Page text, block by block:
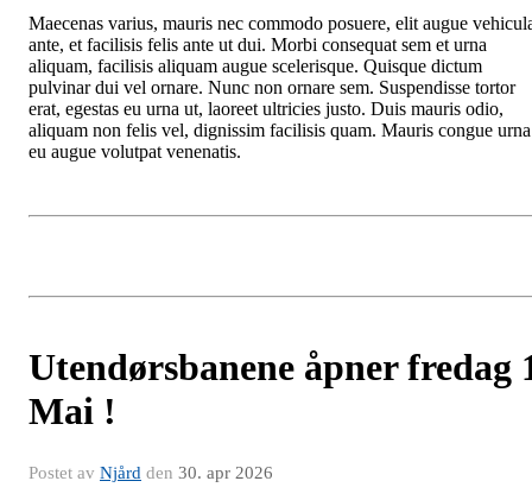
Maecenas varius, mauris nec commodo posuere, elit augue
ante, et facilisis felis ante ut dui. Morbi consequat sem et urna
aliquam, facilisis aliquam augue scelerisque. Quisque dictum
pulvinar dui vel ornare. Nunc non ornare sem. Suspendisse tortor
erat, egestas eu urna ut, laoreet ultricies justo. Duis mauris odio,
aliquam non felis vel, dignissim facilisis quam. Mauris congue urna
eu augue volutpat venenatis.
Utendørsbanene åpner fredag
Mai !
Postet av Njård den 30. apr 2026